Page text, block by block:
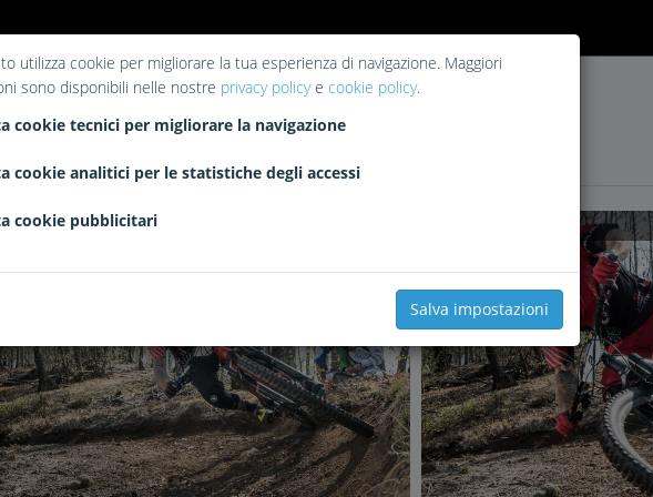
utilizza cookie per migliorare la tua esperienza di navigazione. Maggiori
sono disponibili nelle nostre privacy policye cookie policy.
cookie tecnici per migliorare la navigazione
cookie analitici per le statistiche degli accessi
cookie pubblicitari
Salva impostazioni